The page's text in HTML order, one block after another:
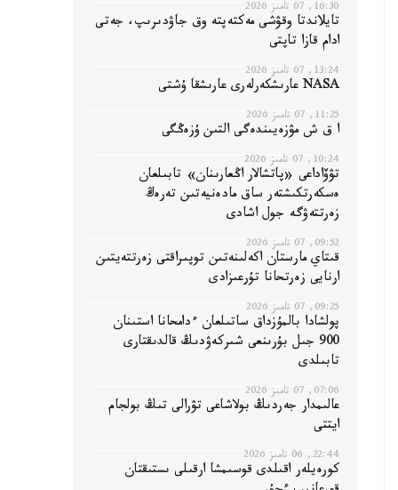
16:30, 07 تامىز 2026
تايلاندتا وقۋشى مەكتەپتە وق جاۋدىرىپ، جەتى
ادام قازا تاپتى
13:24, 07 تامىز 2026
NASA عارىشكەرلەرى عارىشقا ۇشتى
11:25, 07 تامىز 2026
ا ق ش مۋزەيىندەگى التىن ۇزەڭگى
10:24, 07 تامىز 2026
تۋۆاداعى «پاتشالار اڭعارىنان» تابىلعان
ەسكەرتكىشتەر ساق مادەنيەتىن تەرەڭ
زەرتتەۋگە جول اشادى
09:52, 07 تامىز 2026
قىتاي مارستان اكەلىنەتىن توپىراقتى زەرتتەيتىن
ارنايى زەرتحانا تۇرعىزادى
09:25, 07 تامىز 2026
پولشادا بالمۇزداق ساتىلعان ءدامحانا استىنان
900 جىل بۇرىنعى شىركەۋدىڭ قالدىقتارى
تابىلدى
07:06, 07 تامىز 2026
عالىمدار جەردىڭ بولاشاعى تۋرالى تىڭ بولجام
ايتتى
22:44, 06 تامىز 2026
كورەيلەر اقىلدى قوسىمشا ارقىلى ىستىقتان